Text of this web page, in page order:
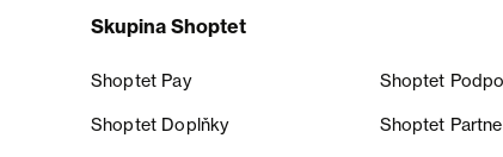
Skupina Shoptet
Shoptet Pay Shoptet
Shoptet Doplňky Shoptet